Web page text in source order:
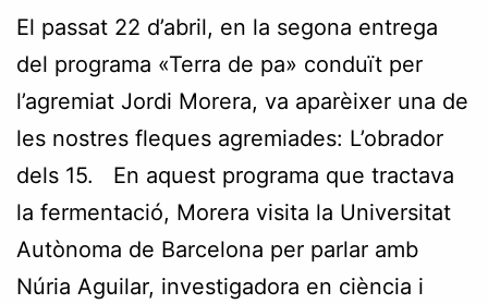
El passat 22 d’abril, en la segona entrega
del programa «Terra de pa» conduït per
l’agremiat Jordi Morera, va aparèixer una de
les nostres fleques agremiades: L’obrador
dels 15. En aquest programa que tractava
la fermentació, Morera visita la Universitat
Autònoma de Barcelona per parlar amb
Núria Aguilar, investigadora en ciència i